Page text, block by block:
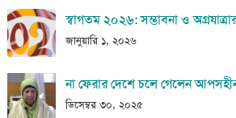
স্বাগতম ২০২৬: সম্ভাবনা ও
জানুয়ারি ১, ২০২৬
না ফেরার দেশে চলে গেলেন
ডিসেম্বর ৩০, ২০২৫